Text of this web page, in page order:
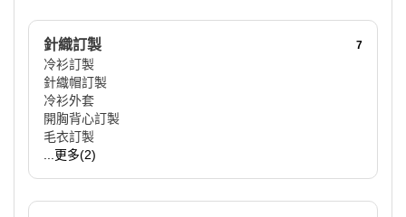
針織訂製 7
冷衫訂製
針織帽訂製
冷衫外套
開胸背心訂製
毛衣訂製
...更多(2)